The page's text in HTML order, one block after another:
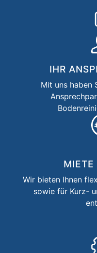
IHR
Mit uns haben
MIETE
Wir bieten Ihnen
sowie für Kurz-